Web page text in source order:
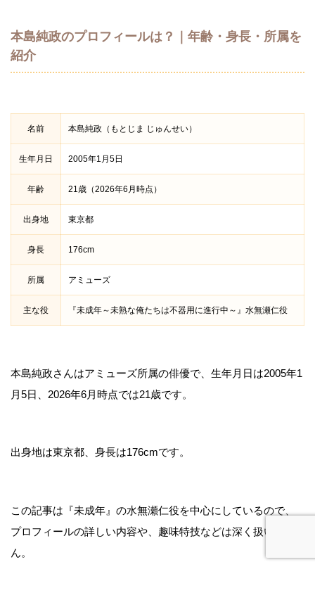
本島純政のプロフィールは？｜年齢・身長・所属を
紹介
名前 本島純政（もとじま じゅんせい）
生年月日 2005年1月5日
年齢 21歳（2026年6月時点）
出身地 東京都
身長 176cm
所属 アミューズ
主な役 『未成年～未熟な俺たちは不器用に進行中～』水無瀬仁役
本島純政さんはアミューズ所属の俳優で、生年月日は2005年1
月5日、2026年6月時点では21歳です。
出身地は東京都、身長は176cmです。
この記事は『未成年』の水無瀬仁役を中心にしているので、
プロフィールの詳しい内容や、趣味特技などは深く扱いませ
ん。